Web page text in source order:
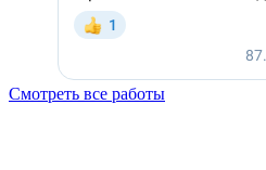
Смотреть все работы